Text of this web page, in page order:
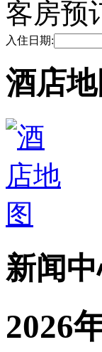
客房预
入住日期:
酒店地
新闻
2026